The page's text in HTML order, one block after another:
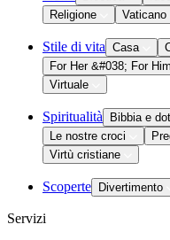
Religione
Vaticano
Stile di vita Casa
For Her &#038; For Him
Virtuale
Spiritualità Bibbia e
Le nostre croci
Virtù cristiane
Scoperte Divertimento
Servizi